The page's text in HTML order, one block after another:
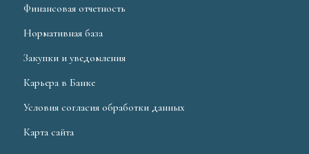
Финансовая отчетность
Нормативная база
Закупки и уведомления
Карьера в Банке
Условия согласия обработки данных
Карта сайта